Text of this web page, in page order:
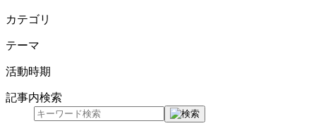
カテゴリ
テーマ
活動時期
記事内検索